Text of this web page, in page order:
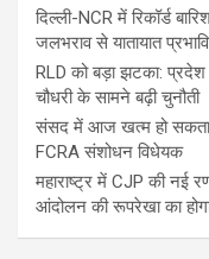
दिल्ली-NCR में रिकॉर्ड
जलभराव से यातायात
RLD को बड़ा झटका: प्रदेश
चौधरी के सामने बढ़ी चुनौती
संसद में आज खत्म हो सकता
FCRA संशोधन विधेयक
महाराष्ट्र में CJP की नई
आंदोलन की रूपरेखा का